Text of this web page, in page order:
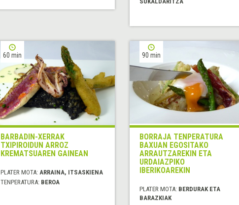
60 min
BARBADIN-XERRAK
TXIPIROIDUN ARROZ
KREMATSUAREN GAINEAN
PLATER MOTA: ARRAINA, ITSASKIENA
TENPERATURA: BEROA
90 min
BORRAJA TENPERATURA
BAXUAN EGOSITAKO
ARRAUTZAREKIN ETA
URDAIAZPIKO
IBERIKOAREKIN
PLATER MOTA: BERDURAK ETA
BARAZKIAK